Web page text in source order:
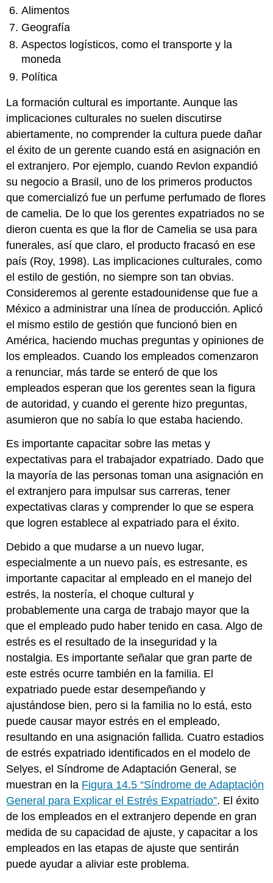
Alimentos
Geografía
Aspectos logísticos, como el transporte y la
moneda
Política
La formación cultural es importante. Aunque las
implicaciones culturales no suelen discutirse
abiertamente, no comprender la cultura puede dañar
el éxito de un gerente cuando está en asignación en
el extranjero. Por ejemplo, cuando Revlon expandió
su negocio a Brasil, uno de los primeros productos
que comercializó fue un perfume perfumado de flores
de camelia. De lo que los gerentes expatriados no se
dieron cuenta es que la flor de Camelia se usa para
funerales, así que claro, el producto fracasó en ese
país (Roy, 1998). Las implicaciones culturales, como
el estilo de gestión, no siempre son tan obvias.
Consideremos al gerente estadounidense que fue a
México a administrar una línea de producción. Aplicó
el mismo estilo de gestión que funcionó bien en
América, haciendo muchas preguntas y opiniones de
los empleados. Cuando los empleados comenzaron
a renunciar, más tarde se enteró de que los
empleados esperan que los gerentes sean la figura
de autoridad, y cuando el gerente hizo preguntas,
asumieron que no sabía lo que estaba haciendo.
Es importante capacitar sobre las metas y
expectativas para el trabajador expatriado. Dado que
la mayoría de las personas toman una asignación en
el extranjero para impulsar sus carreras, tener
expectativas claras y comprender lo que se espera
que logren establece al expatriado para el éxito.
Debido a que mudarse a un nuevo lugar,
especialmente a un nuevo país, es estresante, es
importante capacitar al empleado en el manejo del
estrés, la nostería, el choque cultural y
probablemente una carga de trabajo mayor que la
que el empleado pudo haber tenido en casa. Algo de
estrés es el resultado de la inseguridad y la
nostalgia. Es importante señalar que gran parte de
este estrés ocurre también en la familia. El
expatriado puede estar desempeñando y
ajustándose bien, pero si la familia no lo está, esto
puede causar mayor estrés en el empleado,
resultando en una asignación fallida. Cuatro estadios
de estrés expatriado identificados en el modelo de
Selyes, el Síndrome de Adaptación General, se
muestran en la Figura 14.5 “Síndrome de Adaptación
General para Explicar el Estrés Expatriado”. El éxito
de los empleados en el extranjero depende en gran
medida de su capacidad de ajuste, y capacitar a los
empleados en las etapas de ajuste que sentirán
puede ayudar a aliviar este problema.